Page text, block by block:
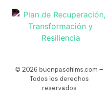
© 2026 buenpasofilms.com –
Todos los derechos
reservados